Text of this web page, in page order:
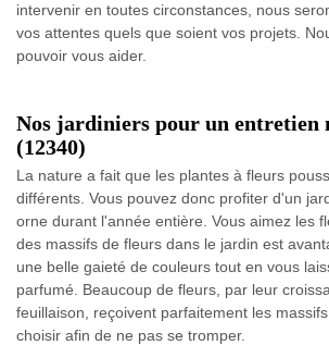
intervenir en toutes circonstances, nous
vos attentes quels que soient vos projets.
pouvoir vous aider.
Nos jardiniers pour un entretien
(12340)
La nature a fait que les plantes à fleurs
différents. Vous pouvez donc profiter d'un
orne durant l'année entière. Vous aimez les
des massifs de fleurs dans le jardin est
une belle gaieté de couleurs tout en vous
parfumé. Beaucoup de fleurs, par leur
feuillaison, reçoivent parfaitement les
choisir afin de ne pas se tromper.